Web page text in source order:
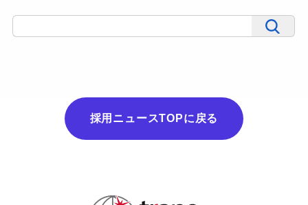
採用ニュースTOPに戻る